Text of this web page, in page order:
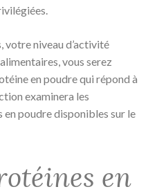
votre niveau d’activité
vous serez
en poudre qui répond à
examinera les
poudre disponibles sur le
en